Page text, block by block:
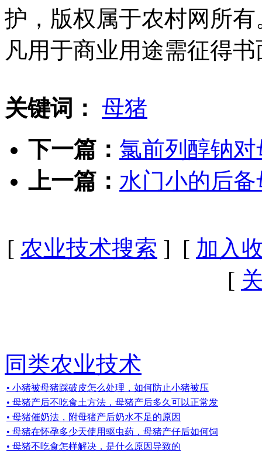
护，版权属于农村网所
凡用于商业用途需征得
关键词： 母猪
下一篇： 氯前列醇钠
上一篇： 水门小的后
[ 农业技术搜索 ] [ 加入
[
同类农业技术
• 小猪被母猪踩破皮怎么处理，如何防止小猪被压
• 母猪产后不吃食土方法，母猪产后多久可以正常发
• 母猪催奶法，附母猪产后奶水不足的原因
• 母猪在怀孕多少天使用驱虫药，母猪产仔后如何饲
• 母猪不吃食怎样解决，是什么原因导致的